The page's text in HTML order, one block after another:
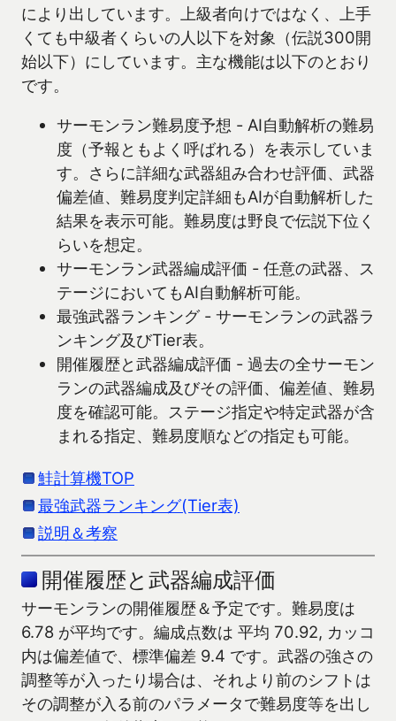
により出しています。上級者向けではなく、上手
くても中級者くらいの人以下を対象（伝説300開
始以下）にしています。主な機能は以下のとおり
です。
サーモンラン難易度予想 - AI自動解析の難易
度（予報ともよく呼ばれる）を表示していま
す。さらに詳細な武器組み合わせ評価、武器
偏差値、難易度判定詳細もAIが自動解析した
結果を表示可能。難易度は野良で伝説下位く
らいを想定。
サーモンラン武器編成評価 - 任意の武器、ス
テージにおいてもAI自動解析可能。
最強武器ランキング - サーモンランの武器ラ
ンキング及びTier表。
開催履歴と武器編成評価 - 過去の全サーモン
ランの武器編成及びその評価、偏差値、難易
度を確認可能。ステージ指定や特定武器が含
まれる指定、難易度順などの指定も可能。
鮭計算機TOP
最強武器ランキング(Tier表)
説明＆考察
開催履歴と武器編成評価
サーモンランの開催履歴＆予定です。難易度は
6.78 が平均です。編成点数は 平均 70.92, カッコ
内は偏差値で、標準偏差 9.4 です。武器の強さの
調整等が入ったり場合は、それより前のシフトは
その調整が入る前のパラメータで難易度等を出し